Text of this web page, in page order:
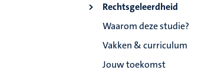
Rechtsgeleerdheid
Waarom deze studie?
Vakken & curriculum
Jouw toekomst